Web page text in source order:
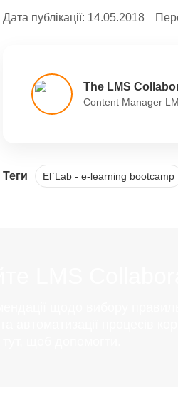
Дата публікації: 14.05.2018
The LMS
Content Manager
Теги El`Lab - e-learning bootcamp